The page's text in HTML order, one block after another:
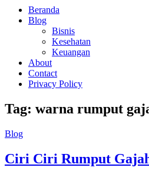
Beranda
Blog
Bisnis
Kesehatan
Keuangan
About
Contact
Privacy Policy
Tag: warna rumput
Blog
Ciri Ciri Rumput